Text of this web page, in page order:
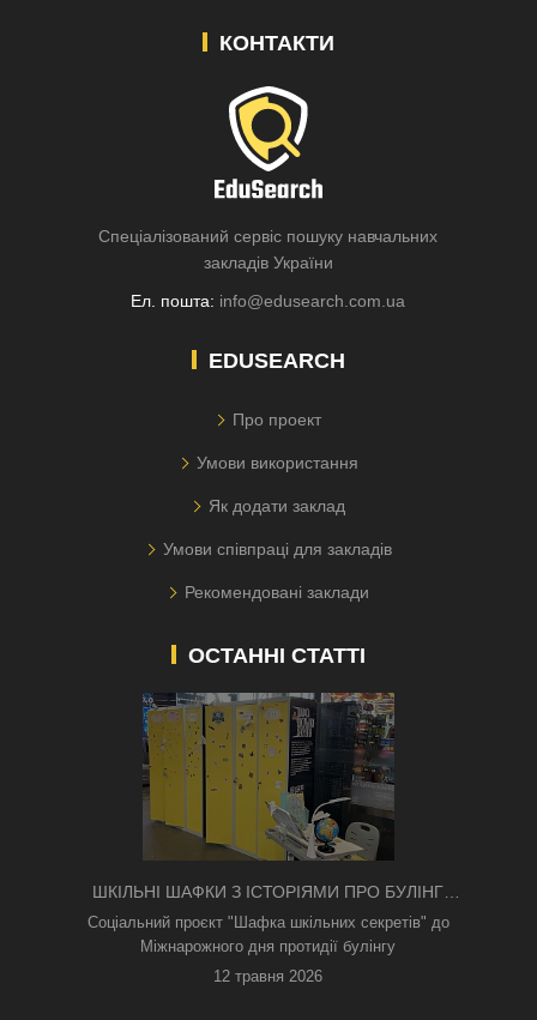
КОНТАКТИ
Спеціалізований сервіс пошуку навчальних
закладів України
Ел. пошта: info@edusearch.com.ua
EDUSEARCH
Про проект
Умови використання
Як додати заклад
Умови співпраці для закладів
Рекомендовані заклади
ОСТАННІ СТАТТІ
ШКІЛЬНІ ШАФКИ З ІСТОРІЯМИ ПРО БУЛІНГ
З'ЯВИЛИСЯ В КИЄВІ
Соціальний проєкт "Шафка шкільних секретів" до
Міжнарожного дня протидії булінгу
12 травня 2026